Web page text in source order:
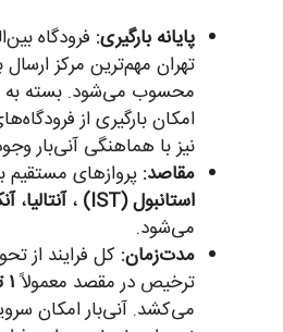
پایانه بارگیری: فرودگاه
تهران مهم‌ترین مرکز ارسال
محسوب می‌شود. بسته به
امکان بارگیری از
نیز با هماهنگی آنی‌بار
مقاصد: پروازهای مستقیم
استانبول (IST)
،آنتالیا،
می‌شود.
مدت‌زمان: کل فرایند از
ترخیص در مقصد معمولاً۱ تا ۲ روز کاری
می‌کشد. آنی‌بار امکان